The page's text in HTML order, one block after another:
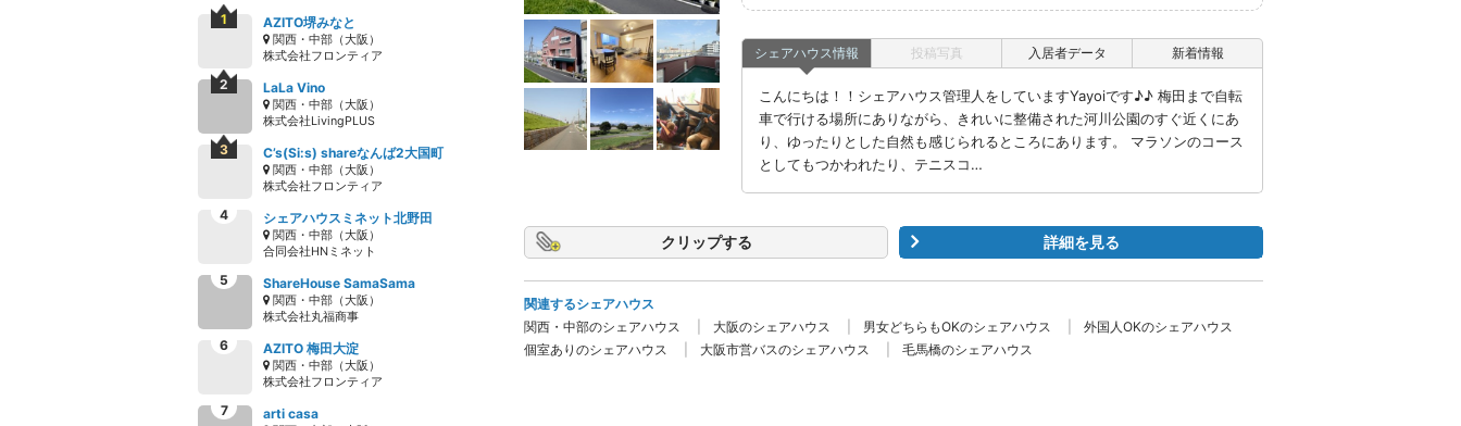
AZITO堺みなと
関西・中部（大阪）
株式会社フロンティア
LaLa Vino
関西・中部（大阪）
株式会社LivingPLUS
C’s(Si:s) shareなんば2大国町
関西・中部（大阪）
株式会社フロンティア
シェアハウスミネット北野田
関西・中部（大阪）
合同会社HNミネット
ShareHouse SamaSama
関西・中部（大阪）
株式会社丸福商事
AZITO 梅田大淀
関西・中部（大阪）
株式会社フロンティア
arti casa
シェアハウス情報
こんにちは！！シェアハウス管理人をしていますYayoiです♪♪ 梅田まで自転
車で行ける場所にありながら、きれいに整備された河川公園のすぐ近くにあ
り、ゆったりとした自然も感じられるところにあります。 マラソンのコース
としてもつかわれたり、テニスコ…
投稿写真 入居者データ 新着情報
クリップ 詳細を見る
関連するシェアハウス
関西・中部のシェアハウス
大阪のシェアハウス 男女どちらもOKのシェアハウス
外国人OKのシェアハウス
個室ありのシェアハウス
大阪市営バスのシェアハウス 毛馬橋のシェアハウス